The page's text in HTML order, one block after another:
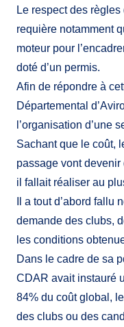
Le respect des
requière notamment
moteur pour
doté d’un permis.
Afin de répondre à
Départemental
l’organisation d’une
Sachant que le coût,
passage vont
il fallait réaliser au
Il a tout d’abord
demande des clubs,
les conditions
Dans le cadre de sa
CDAR avait instauré
84% du coût global,
des clubs ou des